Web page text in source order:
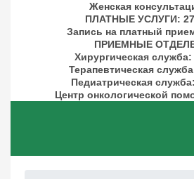
Женская
ПЛАТНЫЕ УСЛУГИ:
Запись на платный
ПРИЕМНЫЕ
Хирургическая служба:
Терапевтическая
Педиатрическая
Центр онкологической